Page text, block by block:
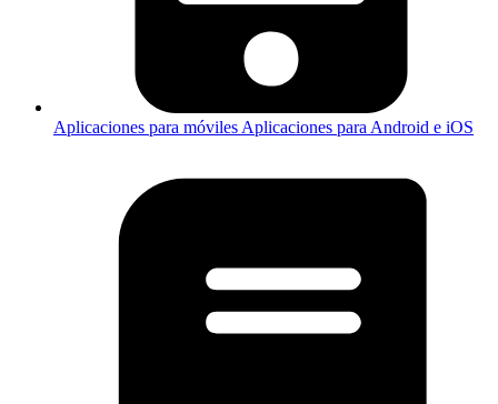
Aplicaciones para móviles Aplicaciones para Android e iOS